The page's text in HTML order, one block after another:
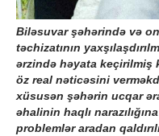
Biləsuvar şəhərində və
təchizatının
ərzində həyata
öz real nəticəsini
xüsusən şəhərin ucqar
əhalinin haqlı
problemlər aradan